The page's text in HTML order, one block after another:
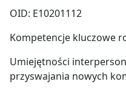
OID: E10201112
Kompetencje kluczowe
Umiejętności
przyswajania nowych